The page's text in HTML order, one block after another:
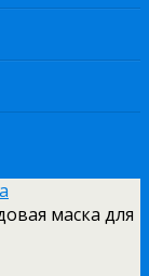
маска для